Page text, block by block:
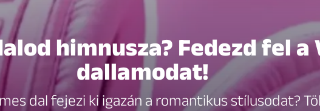
himnusza? Fedezd fel
dallamodat!
dal fejezi ki igazán a romantikus stílusodat?